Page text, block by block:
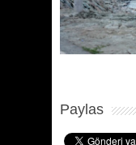
Paylas